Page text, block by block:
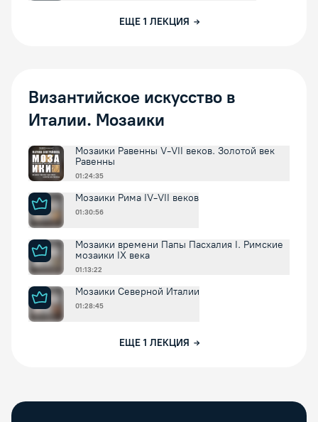
ЕЩЕ 1 ЛЕКЦИЯ
Византийское искусство в
Италии. Мозаики
Мозаики Равенны V-VII веков. Золотой век
Равенны
01:24:35
Мозаики Рима IV-VII веков
01:30:56
Мозаики времени Папы Пасхалия I. Римские
мозаики IX века
01:13:22
Мозаики Северной Италии
01:28:45
ЕЩЕ 1 ЛЕКЦИЯ